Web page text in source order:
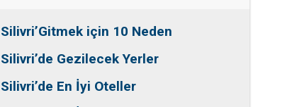
Ersin Özalp-Gerçekler
Silivri’de Uluslararası Halk
Yapılıyor?
Silivri’Gitmek için 10 Neden
Silivri’de Gezilecek Yerler
Silivri’de En İyi Oteller